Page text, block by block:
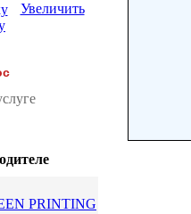
Увеличить
PRINTING